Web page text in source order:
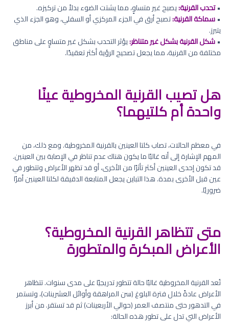
•تحدب القرنية:يصبح غير متساوٍ، مما يشتت الضوء بدلاً من تركيزه.
•سماكة القرنية:تصبح أرق في الجزء المركزي أو السفلي، وهو الجزء الذي
يتبرز.
•شكل القرنية بشكل غير متناظر:يؤثر التحدب بشكل غير متساوٍ على مناطق
مختلفة من القرنية، مما يجعل تصحيح الرؤية أكثر تعقيدًا.
هل تصيب القرنية المخروطية عينًا
واحدة أم كلتيهما؟
في معظم الحالات، تصاب كلتا العينين بالقرنية المخروطية. ومع ذلك، من
المهم الإشارة إلى أنه غالبًا ما يكون هناك عدم تناظر في الإصابة بين العينين.
قد تكون إحدى العينين أكثر تأثرًا من الأخرى، أو قد تظهر الأعراض وتتطور في
عين قبل الأخرى بمدة. هذا التباين يجعل المتابعة الدقيقة لكلتا العينين أمرًا
ضروريًا.
متى تتظاهر القرنية المخروطية؟
الأعراض المبكرة والمتطورة
تُعد القرنية المخروطية غالبًا حالة تتطور تدريجيًا على مدى سنوات. تتظاهر
الأعراض عادةً خلال فترة البلوغ (سن المراهقة وأوائل العشرينات)، وتستمر
في التدهور حتى منتصف العمر (حوالي الأربعينات) ثم قد تستقر. من أبرز
الأعراض التي تدل على تطور هذه الحالة: